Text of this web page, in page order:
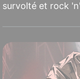
survolté et rock